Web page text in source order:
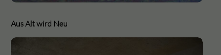
Aus Alt wird Neu